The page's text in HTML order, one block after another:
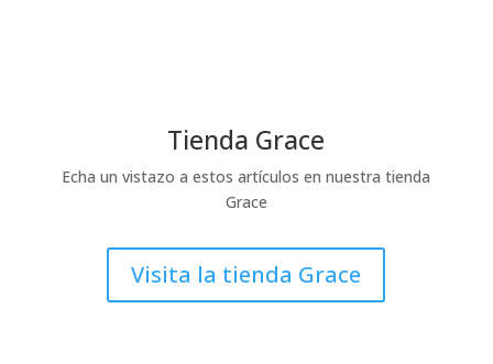
Tienda Grace
Echa un vistazo a estos artículos en nuestra tienda
Grace
Visita la tienda Grace